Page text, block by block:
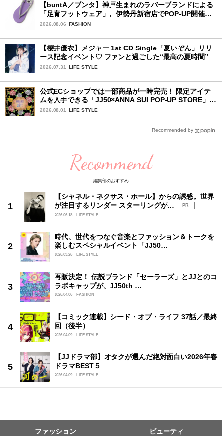
【buntA／ブンタ】神戸生まれのラバーブランドによる
「足育フットウェア」。伊勢丹新宿店でPOP-UP開催
中！
2026.08.06 FASHION
【櫻井優衣】メジャー 1st CD Single「夏いぞん」リリ
ース記念イベント♡ ファンと過ごした“最高の夏時間”
2026.07.31 LIFE STYLE
公式ECショップでは一部商品が一時完売！ 限定アイテ
ムを入手できる「JJ50×ANNA SUI POP-UP STORE」が
広島で開催決定
2026.08.01 LIFE STYLE
Recommended by
Recommend
編集部のおすすめ
【シャネル・ネクサス・ホール】からの誘惑。世界
が注目するリンダー スターリングが…
PR
2026.06.18
LIFE STYLE
時代、世代をつなぐ音楽とファッション＆トークを
楽しむスペシャルイベント「JJ50…
2026.03.26 LIFE STYLE
再販決定！ 伝説ブランド「セーラーズ」とJJとのコ
ラボキャップが、JJ50th …
2026.04.06 FASHION
【コミック連載】シード・オブ・ライフ 37話／最終
回（後半）
2026.04.09 LIFE STYLE
【JJドラマ部】オタクが選んだ絶対面白い2026年春
ドラマBEST５
2026.04.09 LIFE STYLE
ファッション ビューティ